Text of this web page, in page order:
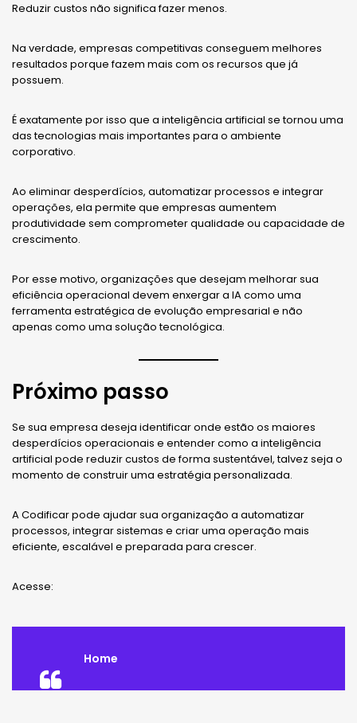
Reduzir custos não significa fazer menos.
Na verdade, empresas competitivas conseguem melhores
resultados porque fazem mais com os recursos que já
possuem.
É exatamente por isso que a inteligência artificial se tornou uma
das tecnologias mais importantes para o ambiente
corporativo.
Ao eliminar desperdícios, automatizar processos e integrar
operações, ela permite que empresas aumentem
produtividade sem comprometer qualidade ou capacidade de
crescimento.
Por esse motivo, organizações que desejam melhorar sua
eficiência operacional devem enxergar a IA como uma
ferramenta estratégica de evolução empresarial e não
apenas como uma solução tecnológica.
Próximo passo
Se sua empresa deseja identificar onde estão os maiores
desperdícios operacionais e entender como a inteligência
artificial pode reduzir custos de forma sustentável, talvez seja o
momento de construir uma estratégia personalizada.
A Codificar pode ajudar sua organização a automatizar
processos, integrar sistemas e criar uma operação mais
eficiente, escalável e preparada para crescer.
Acesse:
Home